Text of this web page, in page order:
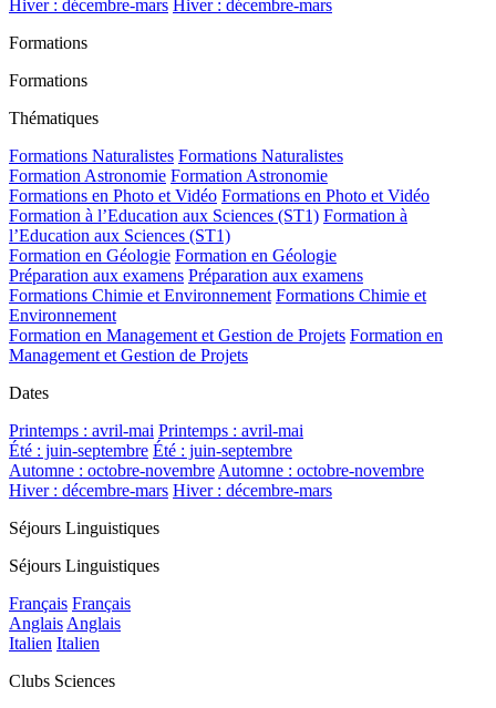
Hiver : décembre-mars Hiver : décembre-mars
Formations
Formations
Thématiques
Formations Naturalistes Formations Naturalistes
Formation Astronomie Formation Astronomie
Formations en Photo et Vidéo Formations en Photo et Vidéo
Formation à l’Education aux Sciences (ST1) Formation à
l’Education aux Sciences (ST1)
Formation en Géologie Formation en Géologie
Préparation aux examens Préparation aux examens
Formations Chimie et Environnement Formations Chimie et
Environnement
Formation en Management et Gestion de Projets Formation en
Management et Gestion de Projets
Dates
Printemps : avril-mai Printemps : avril-mai
Été : juin-septembre Été : juin-septembre
Automne : octobre-novembreAutomne : octobre-novembre
Hiver : décembre-mars Hiver : décembre-mars
Séjours Linguistiques
Séjours Linguistiques
Français Français
AnglaisAnglais
Italien Italien
Clubs Sciences